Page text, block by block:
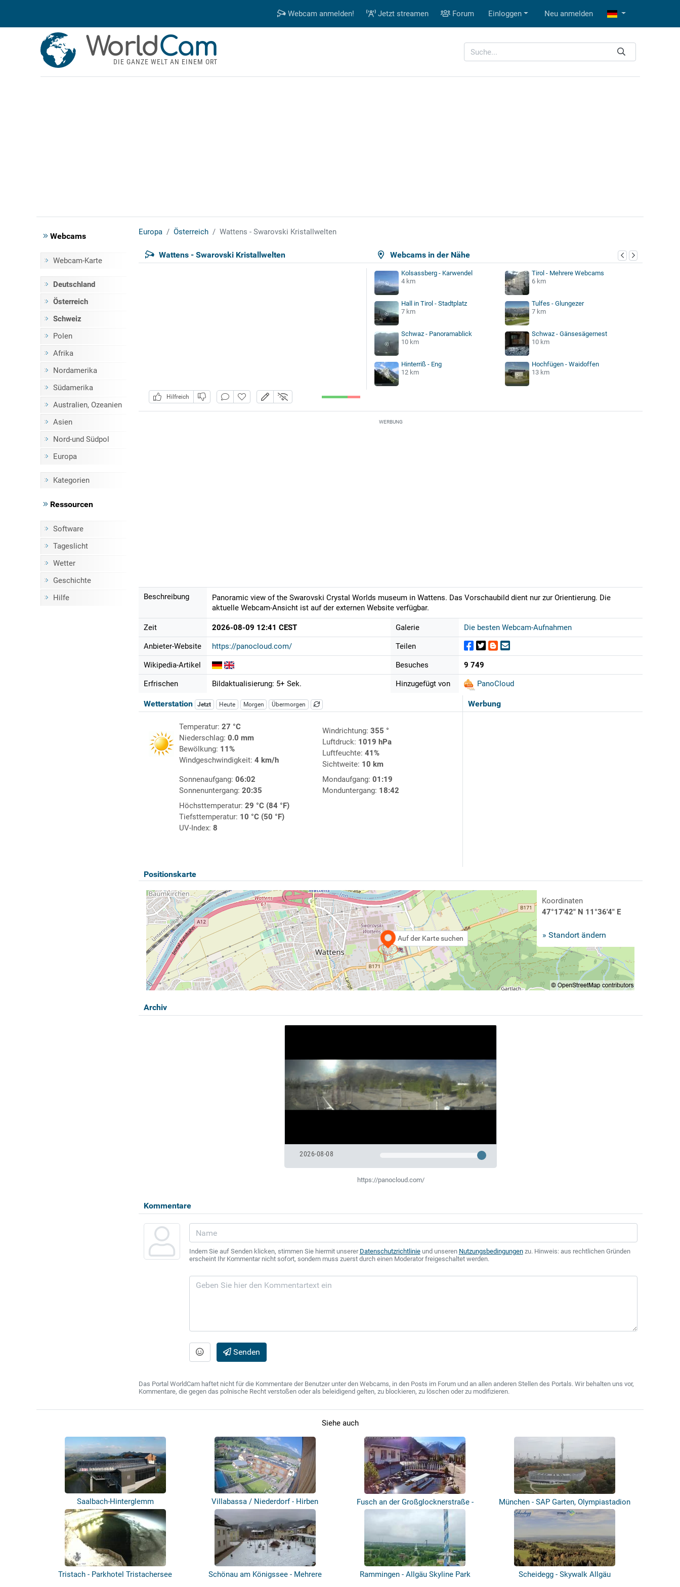
Webcam anmelden! Jetzt streamen Forum Einloggen Neu anmelden
WorldCam
DIE GANZE WELT AN EINEM ORT
Webcams
Webcam-Karte
Deutschland
Österreich
Schweiz
Polen
Afrika
Nordamerika
Südamerika
Australien, Ozeanien
Asien
Nord-und Südpol
Europa
Kategorien
Ressourcen
Software
Tageslicht
Wetter
Geschichte
Hilfe
Europa Österreich Wattens - Swarovski Kristallwelten
Webcams in der Nähe
Wattens - Swarovski Kristallwelten
Hilfreich
Kolsassberg - Karwendel
4 km
Tirol - Mehrere Webcams
6 km
Hall in Tirol - Stadtplatz
7 km
Tulfes - Glungezer
7 km
Schwaz - Panoramablick
10 km
Schwaz - Gänsesägernest
10 km
Hinterriß - Eng
12 km
Hochfügen - Waidoffen
13 km
WERBUNG
Beschreibung
Panoramic view of the Swarovski Crystal Worlds museum in Wattens. Das Vorschaubild dient nur zur Orientierung. Die
aktuelle Webcam-Ansicht ist auf der externen Website verfügbar.
Zeit 2026-08-09 12:41 CEST
Anbieter-Website https://panocloud.com/
Wikipedia-Artikel
Erfrischen Bildaktualisierung: 5+ Sek.
Galerie Die besten Webcam-Aufnahmen
Teilen
Besuches 9 749
Hinzugefügt von PanoCloud
Werbung
Wetterstation Jetzt Heute Morgen Übermorgen
Temperatur: 27 °C
Niederschlag: 0.0 mm
Bewölkung: 11%
Windgeschwindigkeit: 4 km/h
Windrichtung: 355 °
Luftdruck: 1019 hPa
Luftfeuchte: 41%
Sichtweite: 10 km
Sonnenaufgang: 06:02
Sonnenuntergang: 20:35
Mondaufgang: 01:19
Monduntergang: 18:42
Höchsttemperatur: 29 °C (84 °F)
Tiefsttemperatur: 10 °C (50 °F)
UV-Index: 8
Positionskarte
Auf der Karte suchen
Koordinaten
47°17'42" N 11°36'4" E
» Standort ändern
Archiv
2026-08-08
https://panocloud.com/
Kommentare
Indem Sie auf Senden klicken, stimmen Sie hiermit unserer Datenschutzrichtlinieund unseren Nutzungsbedingungenzu. Hinweis: aus rechtlichen Gründen
erscheint Ihr Kommentar nicht sofort, sondern muss zuerst durch einen Moderator freigeschaltet werden.
Senden
Das Portal WorldCam haftet nicht für die Kommentare der Benutzer unter den Webcams, in den Posts im Forum und an allen anderen Stellen des Portals. Wir behalten uns vor,
Kommentare, die gegen das polnische Recht verstoßen oder als beleidigend gelten, zu blockieren, zu löschen oder zu modifizieren.
Siehe auch
Saalbach-Hinterglemm
Villabassa / Niederdorf - Hirben
Fusch an der Großglocknerstraße -
München - SAP Garten, Olympiastadion
Tristach - Parkhotel Tristachersee
Schönau am Königssee - Mehrere
Rammingen - Allgäu Skyline Park
Scheidegg - Skywalk Allgäu